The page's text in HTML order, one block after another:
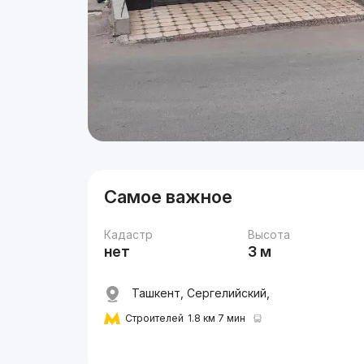
Самое важное
Кадастр
нет
Высота
3 м
Ташкент, Сергелийский,
Строителей 1.8 км 7 мин